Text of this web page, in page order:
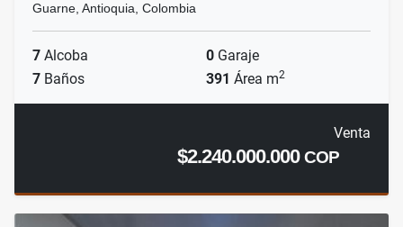
Guarne, Antioquia, Colombia
7 Alcoba 0 Garaje
7 Baños 391 Área m2
Venta
$2.240.000.000COP